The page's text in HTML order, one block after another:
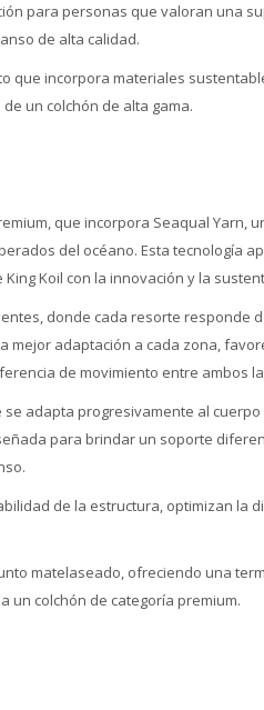
para personas que valoran una
de alta calidad.
que incorpora materiales
un colchón de alta gama.
que incorpora Seaqual Yarn,
del océano. Esta tecnología
Koil con la innovación y la
donde cada resorte responde
mejor adaptación a cada zona,
de movimiento entre ambos
adapta progresivamente al
para brindar un soporte
de la estructura, optimizan la
matelaseado, ofreciendo una
un colchón de categoría premium.